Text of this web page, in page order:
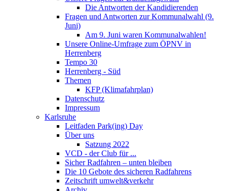
Die Antworten der Kandidierenden
Fragen und Antworten zur Kommunalwahl (9.
Juni)
Am 9. Juni waren Kommunalwahlen!
Unsere Online-Umfrage zum ÖPNV in
Herrenberg
Tempo 30
Herrenberg - Süd
Themen
KFP (Klimafahrplan)
Datenschutz
Impressum
Karlsruhe
Leitfaden Park(ing) Day
Über uns
Satzung 2022
VCD - der Club für ...
Sicher Radfahren – unten bleiben
Die 10 Gebote des sicheren Radfahrens
Zeitschrift umwelt&verkehr